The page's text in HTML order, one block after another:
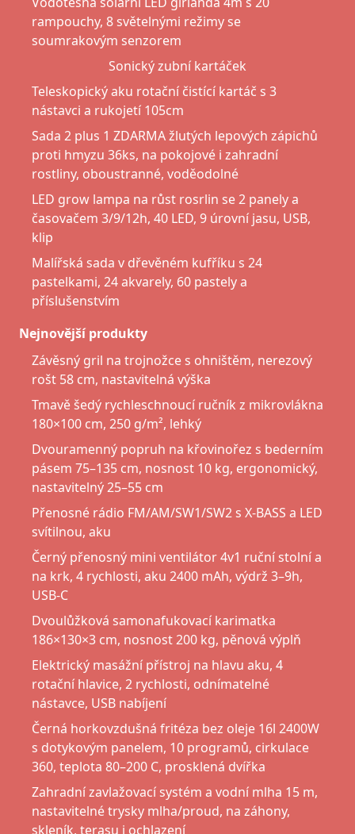
rampouchy, 8 světelnými režimy se
soumrakovým senzorem
Sonický zubní kartáček
Teleskopický aku rotační čistící kartáč s 3
nástavci a rukojetí 105cm
Sada 2 plus 1 ZDARMA žlutých lepových zápichů
proti hmyzu 36ks, na pokojové i zahradní
rostliny, oboustranné, voděodolné
LED grow lampa na růst rosrlin se 2 panely a
časovačem 3/9/12h, 40 LED, 9 úrovní jasu, USB,
klip
Malířská sada v dřevěném kufříku s 24
pastelkami, 24 akvarely, 60 pastely a
příslušenstvím
Nejnovější produkty
Závěsný gril na trojnožce s ohništěm, nerezový
rošt 58 cm, nastavitelná výška
Tmavě šedý rychleschnoucí ručník z mikrovlákna
180×100 cm, 250 g/m², lehký
Dvouramenný popruh na křovinořez s bederním
pásem 75–135 cm, nosnost 10 kg, ergonomický,
nastavitelný 25–55 cm
Přenosné rádio FM/AM/SW1/SW2 s X-BASS a LED
svítilnou, aku
Černý přenosný mini ventilátor 4v1 ruční stolní a
na krk, 4 rychlosti, aku 2400 mAh, výdrž 3–9h,
USB-C
Dvoulůžková samonafukovací karimatka
186×130×3 cm, nosnost 200 kg, pěnová výplň
Elektrický masážní přístroj na hlavu aku, 4
rotační hlavice, 2 rychlosti, odnímatelné
nástavce, USB nabíjení
Černá horkovzdušná fritéza bez oleje 16l 2400W
s dotykovým panelem, 10 programů, cirkulace
360, teplota 80–200 C, prosklená dvířka
Zahradní zavlažovací systém a vodní mlha 15 m,
nastavitelné trysky mlha/proud, na záhony,
skleník, terasu i ochlazení